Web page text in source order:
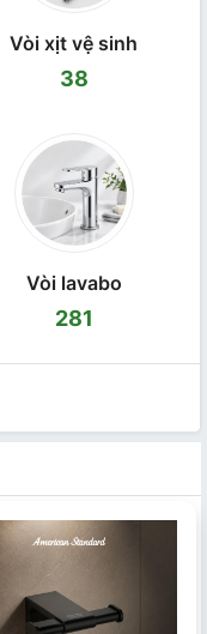
Vòi xịt vệ sinh
38
Vòi lavabo
281